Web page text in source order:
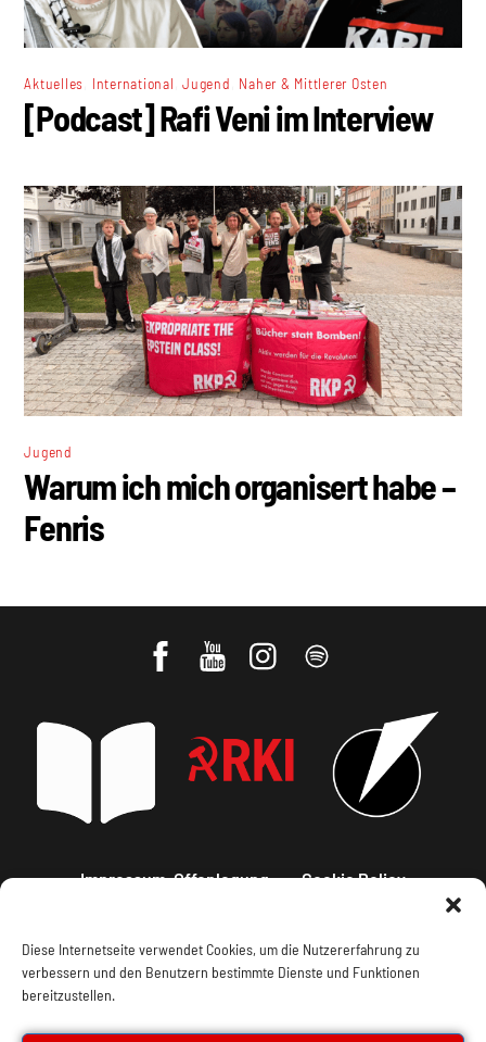
Diese Internetseite verwendet Cookies, um die Nutzererfahrung zu
verbessern und den Benutzern bestimmte Dienste und Funktionen
bereitzustellen.
Aktuelles International ,Jugend Naher & Mittlerer Osten
[Podcast] Rafi Veni im Interview
Jugend
Warum ich mich organisert habe –
Fenris
Impressum, Offenlegung Cookie Policy
Datenschutz Kontakt